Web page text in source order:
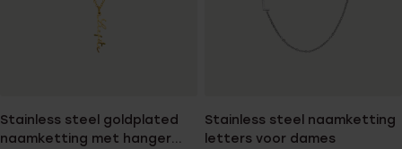
Stainless steel goldplated
naamketting met hanger
Stainless steel naamketting
letters voor dames